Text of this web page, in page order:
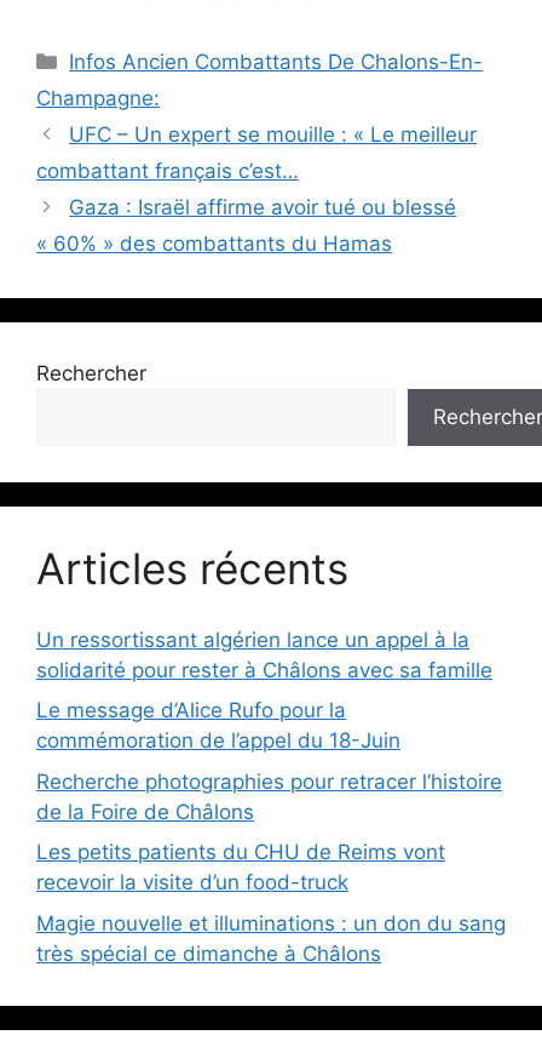
Catégories
Infos Ancien Combattants De Chalons-En-
Champagne:
UFC – Un expert se mouille : « Le meilleur
combattant français c’est…
Gaza : Israël affirme avoir tué ou blessé
« 60% » des combattants du Hamas
Rechercher
Rechercher
Articles récents
Un ressortissant algérien lance un appel à la
solidarité pour rester à Châlons avec sa famille
Le message d’Alice Rufo pour la
commémoration de l’appel du 18-Juin
Recherche photographies pour retracer l’histoire
de la Foire de Châlons
Les petits patients du CHU de Reims vont
recevoir la visite d’un food-truck
Magie nouvelle et illuminations : un don du sang
très spécial ce dimanche à Châlons